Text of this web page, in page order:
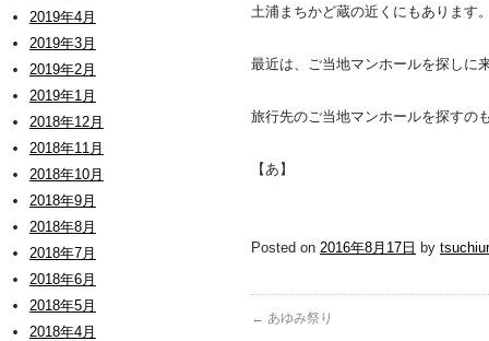
2019年4月
2019年3月
2019年2月
2019年1月
2018年12月
2018年11月
2018年10月
2018年9月
2018年8月
2018年7月
2018年6月
2018年5月
2018年4月
土浦まちかど蔵の近くにもあります
最近は、ご当地マンホールを探し
旅行先のご当地マンホールを探すの
【あ】
Posted on 2016年8月17日 by
← あゆみ祭り